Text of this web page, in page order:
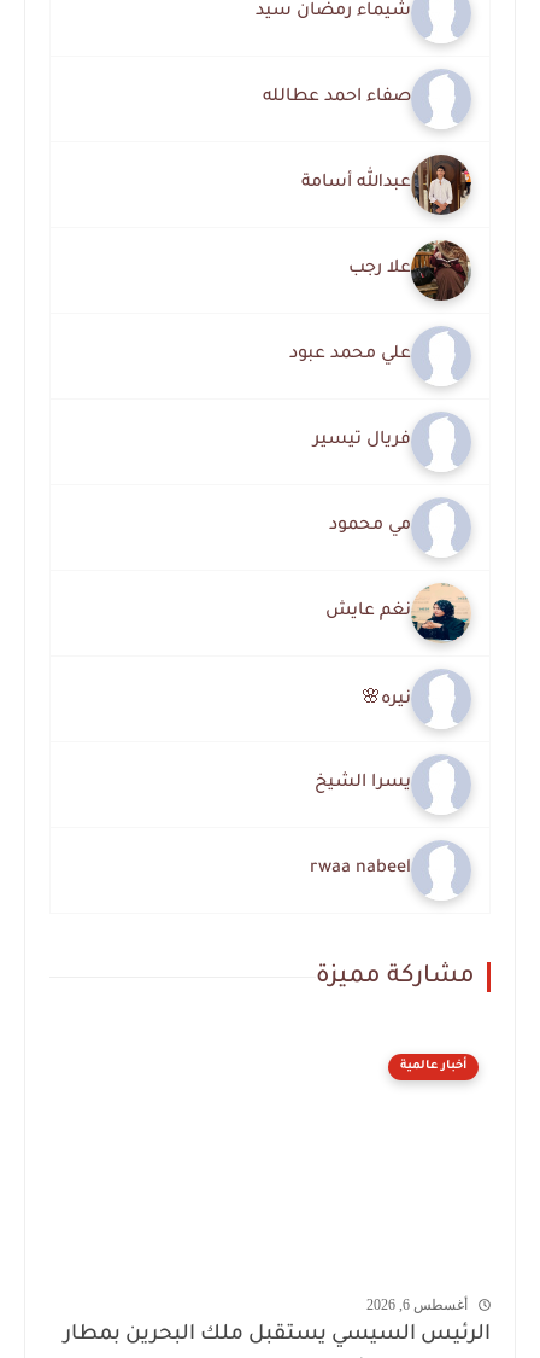
شيماء رمضان سيد
صفاء احمد عطالله
عبدالله أسامة
علا رجب
علي محمد عبود
فريال تيسير
مي محمود
نغم عايش
نيره🌸
يسرا الشيخ
rwaa nabeel
مشاركة مميزة
أخبار عالمية
أغسطس 6, 2026
الرئيس السيسي يستقبل ملك البحرين بمطار